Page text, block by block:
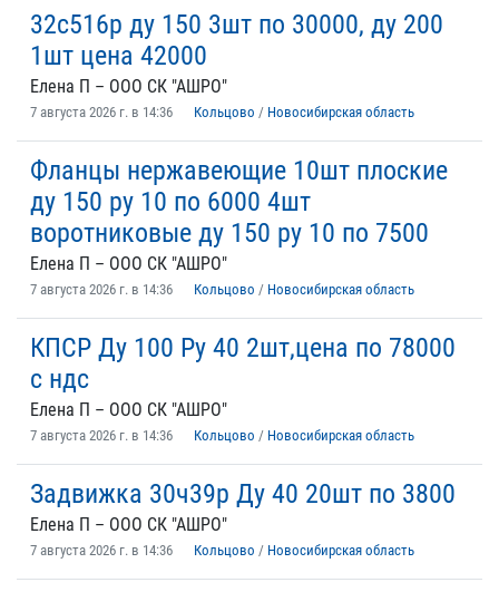
32с516р ду 150 3шт по 30000, ду 200
1шт цена 42000
Елена П – ООО СК "АШРО"
7 августа 2026 г. в 14:36 Кольцово / Новосибирская область
Фланцы нержавеющие 10шт плоские
ду 150 ру 10 по 6000 4шт
воротниковые ду 150 ру 10 по 7500
Елена П – ООО СК "АШРО"
7 августа 2026 г. в 14:36 Кольцово / Новосибирская область
КПСР Ду 100 Ру 40 2шт,цена по 78000
с ндс
Елена П – ООО СК "АШРО"
7 августа 2026 г. в 14:36 Кольцово / Новосибирская область
Задвижка 30ч39р Ду 40 20шт по 3800
Елена П – ООО СК "АШРО"
7 августа 2026 г. в 14:36 Кольцово / Новосибирская область